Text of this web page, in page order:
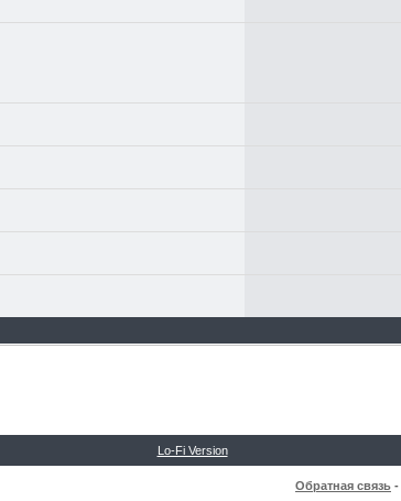
Lo-Fi Version
Обратная связь -